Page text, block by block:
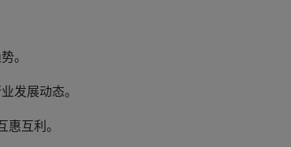
。
发展动态。
互利。